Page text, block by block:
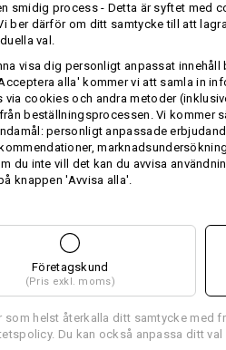
e.s. Longsleeve
smidig process - Detta är syftet med
ber därför om ditt samtycke till att
val.
visa dig personligt anpassat
alla' kommer vi att samla in
via cookies och andra metoder
beställningsprocessen. Vi kommer
personligt anpassade
du inte vill det kan du avvisa
knappen 'Avvisa alla'.
Företagskund
(Pris exkl. moms)
som helst återkalla ditt samtycke med
Du kan också anpassa ditt val